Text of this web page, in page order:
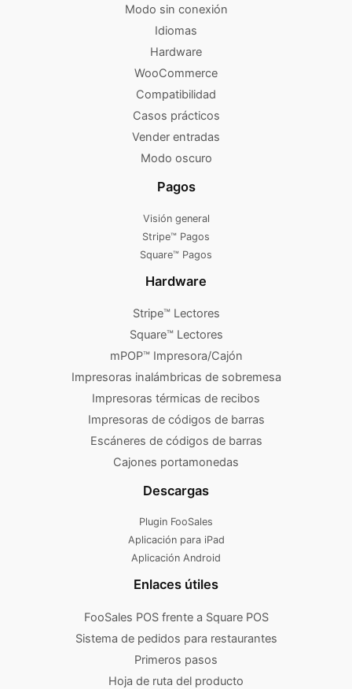
Modo sin conexión
Idiomas
Hardware
WooCommerce
Compatibilidad
Casos prácticos
Vender entradas
Modo oscuro
Pagos
Visión general
Stripe™ Pagos
Square™ Pagos
Hardware
Stripe™ Lectores
Square™ Lectores
mPOP™ Impresora/Cajón
Impresoras inalámbricas de sobremesa
Impresoras térmicas de recibos
Impresoras de códigos de barras
Escáneres de códigos de barras
Cajones portamonedas
Descargas
Plugin FooSales
Aplicación para iPad
Aplicación Android
Enlaces útiles
FooSales POS frente a Square POS
Sistema de pedidos para restaurantes
Primeros pasos
Hoja de ruta del producto